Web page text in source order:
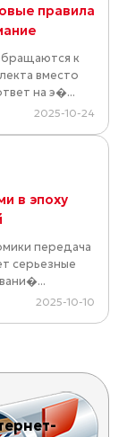
правила
к
вместо
на э�...
2025-10-24
в эпоху
передача
серьезные
2025-10-10